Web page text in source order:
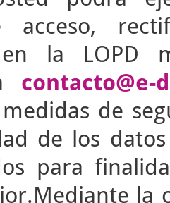
acceso,
en la LOPD
contacto@e-
de
de los
para
la